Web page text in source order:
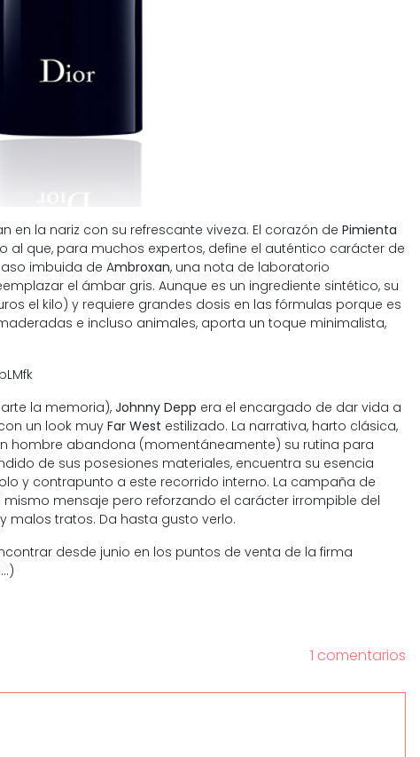
en la nariz con su refrescante viveza. El corazón de Pimienta
que, para muchos expertos, define el auténtico carácter de
imbuida de Ambroxan, una nota de laboratorio
el ámbar gris. Aunque es un ingrediente sintético, su
el kilo) y requiere grandes dosis en las fórmulas porque es
e incluso animales, aporta un toque minimalista,
la memoria),Johnny Depp era el encargado de dar vida a
un look muyFar West estilizado. La narrativa, harto clásica,
hombre abandona (momentáneamente) su rutina para
de sus posesiones materiales, encuentra su esencia
y contrapunto a este recorrido interno. La campaña de
mismo mensaje pero reforzando el carácter irrompible del
malos tratos. Da hasta gusto verlo.
desde junio en los puntos de venta de la firma
…)
1 comentarios
Labeau Organic continúa
apostando por la cosmética
del bienestar